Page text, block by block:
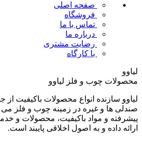
صفحه اصلی
فروشگاه
تماس با ما
درباره ما
رضایت مشتری
با کارگاه
لیاوو
محصولات چوب و فلز لیاوو
لیاوو سازنده انواع محصولات باکیفیت از
صندلی ها و غیره در زمینه چوب و فلز می
پیشرفته و مواد باکیفیت، محصولات و
ارائه داده و به اصول اخلاقی پایبند است.